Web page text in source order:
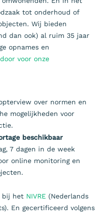
tot onderhoud of
Wij bieden
dan ook) al ruim 35 jaar
opnames en
voor onze
over normen en
mogelijkheden voor
beschikbaar
7 dagen in de week
online monitoring en
bij het NIVRE (Nederlands
En gecertificeerd volgens